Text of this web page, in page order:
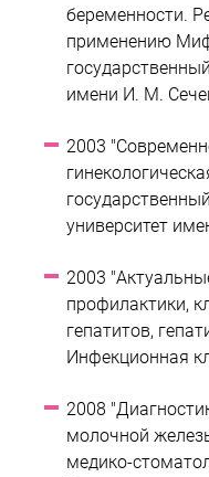
беременности.
применению
имени И. М.
2003
университет
2003
профилактики,
гепатитов,
Инфекционная
2008
молочной
медико-